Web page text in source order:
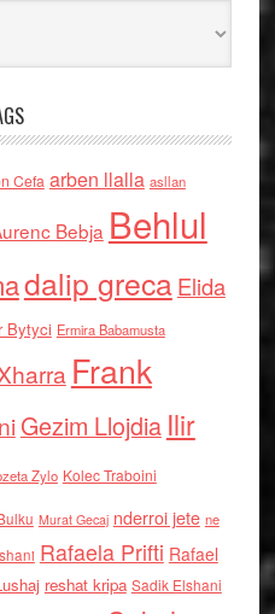
Cefa arben llalla asllan
Bebja Behlul
dalip grecaElida
Bytyci Ermira Babamusta
Frank
Gezim Llojdia Ilir
Zylo Kolec Traboini
Murat Gecaj nderroi jete ne
Rafaela Prifti Rafael
reshat kripa Sadik Elshani